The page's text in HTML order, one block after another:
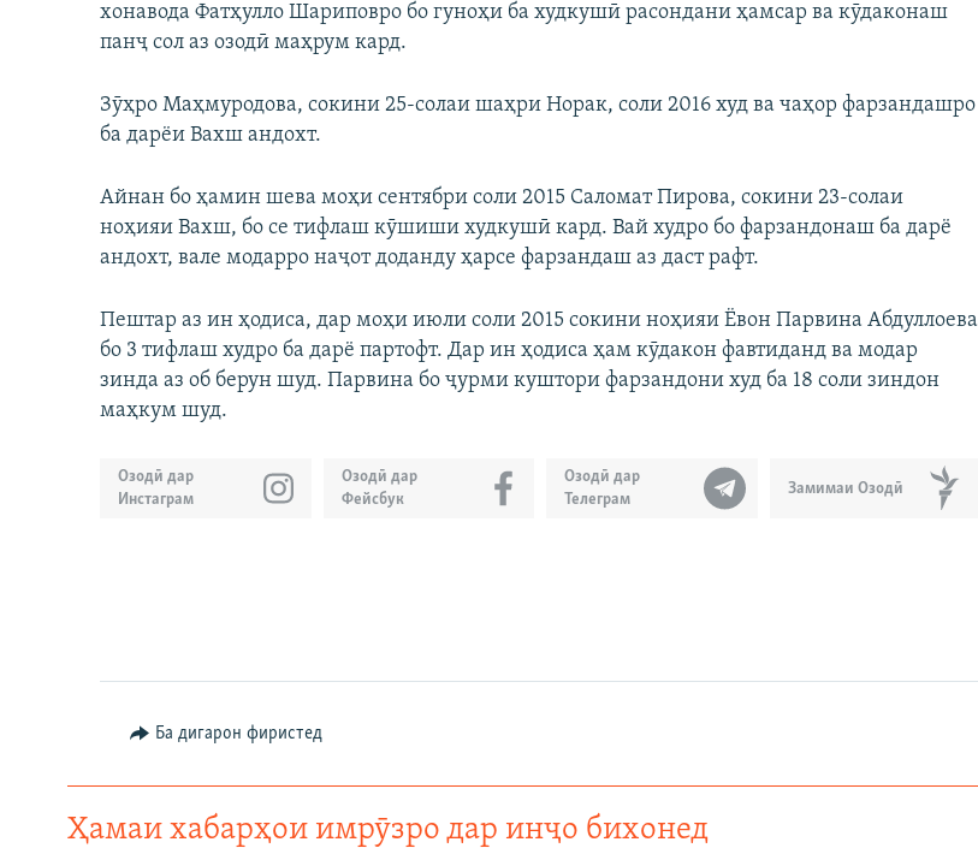
хонавода Фатҳулло Шариповро бо гуноҳи ба худкушӣ расондани ҳамсар ва кӯдаконаш
панҷ сол аз озодӣ маҳрум кард.
Зӯҳро Маҳмуродова, сокини 25-солаи шаҳри Норак, соли 2016 худ ва чаҳор фарзандашро
ба дарёи Вахш андохт.
Айнан бо ҳамин шева моҳи сентябри соли 2015 Саломат Пирова, сокини 23-солаи
ноҳияи Вахш, бо се тифлаш кӯшиши худкушӣ кард. Вай худро бо фарзандонаш ба дарё
андохт, вале модарро наҷот доданду ҳарсе фарзандаш аз даст рафт.
Пештар аз ин ҳодиса, дар моҳи июли соли 2015 сокини ноҳияи Ёвон Парвина Абдуллоева
бо 3 тифлаш худро ба дарё партофт. Дар ин ҳодиса ҳам кӯдакон фавтиданд ва модар
зинда аз об берун шуд. Парвина бо ҷурми куштори фарзандони худ ба 18 соли зиндон
маҳкум шуд.
Замимаи Озодӣ
Озодӣ дар
Телеграм
Озодӣ дар
Фейсбук
Озодӣ дар
Инстаграм
Ба дигарон фиристед
Ҳамаи хабарҳои имрӯзро дар инҷо бихонед